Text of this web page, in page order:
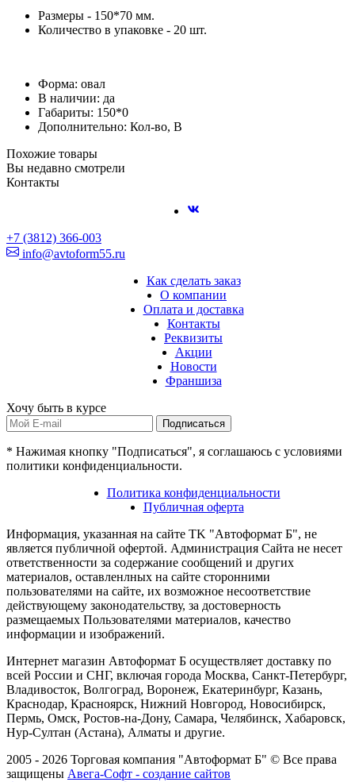
Размеры - 150*70 мм.
Количество в упаковке - 20 шт.
Форма: овал
В наличии: да
Габариты: 150*0
Дополнительно: Кол-во, В
Похожие товары
Вы недавно смотрели
Контакты
+7 (3812) 366-003
info@avtoform55.ru
Как сделать заказ
О компании
Оплата и доставка
Контакты
Реквизиты
Акции
Новости
Франшиза
Хочу быть в курсе
Подписаться
* Нажимая кнопку "Подписаться", я соглашаюсь с условиями
политики конфиденциальности.
Политика конфиденциальности
Публичная оферта
Информация, указанная на сайте TK "Автоформат Б", не
является публичной офертой. Администрация Сайта не несет
ответственности за содержание сообщений и других
материалов, оставленлных на сайте сторонними
пользователями на сайте, их возможное несоответствие
действующему законодательству, за достоверность
размещаемых Пользователями материалов, качество
информации и изображений.
Интернет магазин Автоформат Б осуществляет доставку по
всей России и СНГ, включая города Москва, Санкт-Петербург,
Владивосток, Волгоград, Воронеж, Екатеринбург, Казань,
Краснодар, Красноярск, Нижний Новгород, Новосибирск,
Пермь, Омск, Ростов-на-Дону, Самара, Челябинск, Хабаровск,
Нур-Султан (Астана), Алматы и другие.
2005 - 2026 Торговая компания "Автоформат Б" © Все права
защищены Авега-Софт - создание сайтов